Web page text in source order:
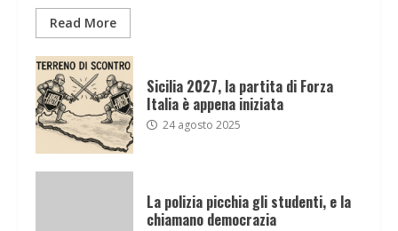
Read More
Sicilia 2027, la partita di Forza
Italia è appena iniziata
24 agosto 2025
La polizia picchia gli studenti, e la
chiamano democrazia